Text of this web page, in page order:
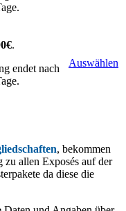
.
endet nach
Auswählen
, bekommen
zu allen Exposés auf der
da diese die